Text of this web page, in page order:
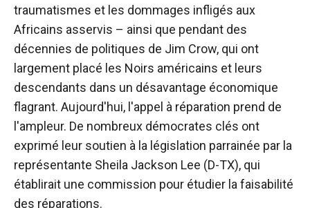
traumatismes et les dommages infligés aux
Africains asservis – ainsi que pendant des
décennies de politiques de Jim Crow, qui ont
largement placé les Noirs américains et leurs
descendants dans un désavantage économique
flagrant. Aujourd'hui, l'appel à réparation prend de
l'ampleur. De nombreux démocrates clés ont
exprimé leur soutien à la législation parrainée par la
représentante Sheila Jackson Lee (D-TX), qui
établirait une commission pour étudier la faisabilité
des réparations.